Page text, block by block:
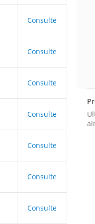
Consulte
Consulte
Consulte
Consulte
Consulte
Consulte
Consulte